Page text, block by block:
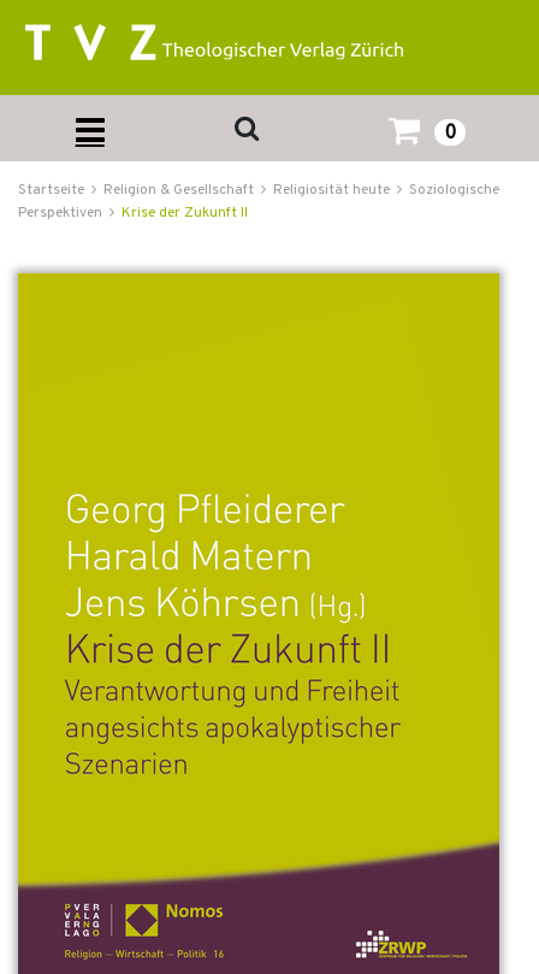
0
Startseite Religion & Gesellschaft Religiosität heute
Soziologische
Perspektiven
Krise der Zukunft II